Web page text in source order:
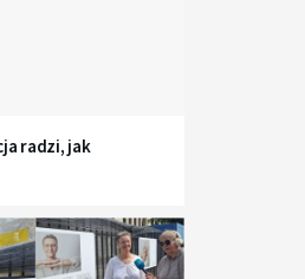
radzi, jak